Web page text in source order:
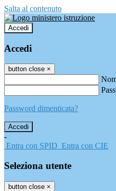
Salta al contenuto
Accedi
Accedi
button close ×
Password dimenticata?
-
Entra con SPID Entra con CIE
Seleziona utente
button close ×